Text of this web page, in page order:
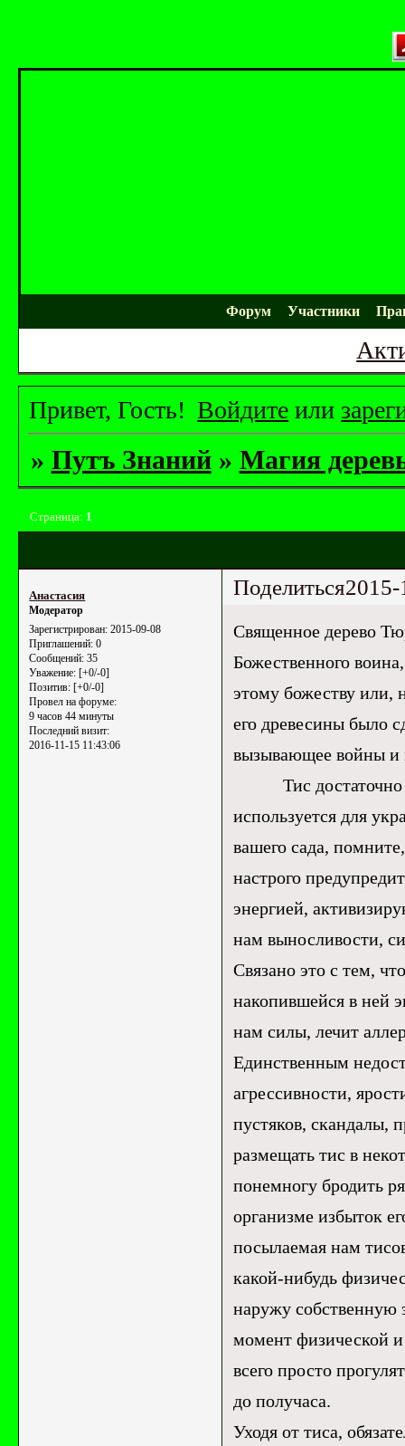
Форум Участники
Привет, Гость! Войдите или
» Путъ Знаний » Магия
Страница: 1
Поделиться
Анастасия
Модератор
Зарегистрирован: 2015-09-08
Приглашений: 0
Сообщений: 35
Уважение: [+0/-0]
Позитив: [+0/-0]
Провел на форуме:
9 часов 44 минуты
Последний визит:
2016-11-15 11:43:06
Священное дерево
Божественного
этому божеству или,
его древесины было
вызывающее войны и
Тис достаточно
используется для
вашего сада,
настрого
энергией,
нам выносливости,
Связано это с тем,
накопившейся в ней
нам силы, лечит
Единственным
агрессивности,
пустяков, скандалы,
размещать тис в
понемногу бродить
организме избыток
посылаемая нам
какой-нибудь
наружу собственную
момент физической
всего просто
до получаса.
Уходя от тиса,